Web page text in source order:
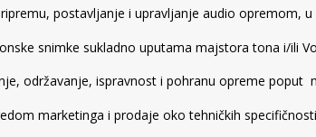
postavljanje i upravljanje audio opremom,
snimke sukladno uputama majstora tona i/ili
održavanje, ispravnost i pohranu opreme poput
marketinga i prodaje oko tehničkih